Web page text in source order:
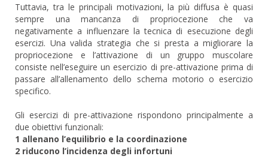
Tuttavia, tra le principali motivazioni, la più diffusa è quasi
sempre una mancanza di propriocezione che va
negativamente a influenzare la tecnica di esecuzione degli
esercizi. Una valida strategia che si presta a migliorare la
propriocezione e l’attivazione di un gruppo muscolare
consiste nell’eseguire un esercizio di pre-attivazione prima di
passare all’allenamento dello schema motorio o esercizio
specifico.
Gli esercizi di pre-attivazione rispondono principalmente a
due obiettivi funzionali:
1 allenano l’equilibrio e la coordinazione
2 riducono l’incidenza degli infortuni